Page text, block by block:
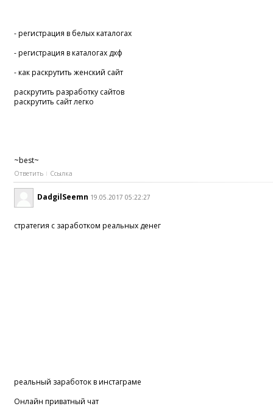
- регистрация в белых каталогах
- регистрация в каталогах дхф
- как раскрутить женский сайт
раскрутить разработку сайтов
раскрутить сайт легко
~best~
Ответить Ссылка
DadgilSeemn 19.05.2017 05:22:27
стратегия с заработком реальных денег
реальный заработок в инстаграме
Онлайн приватный чат